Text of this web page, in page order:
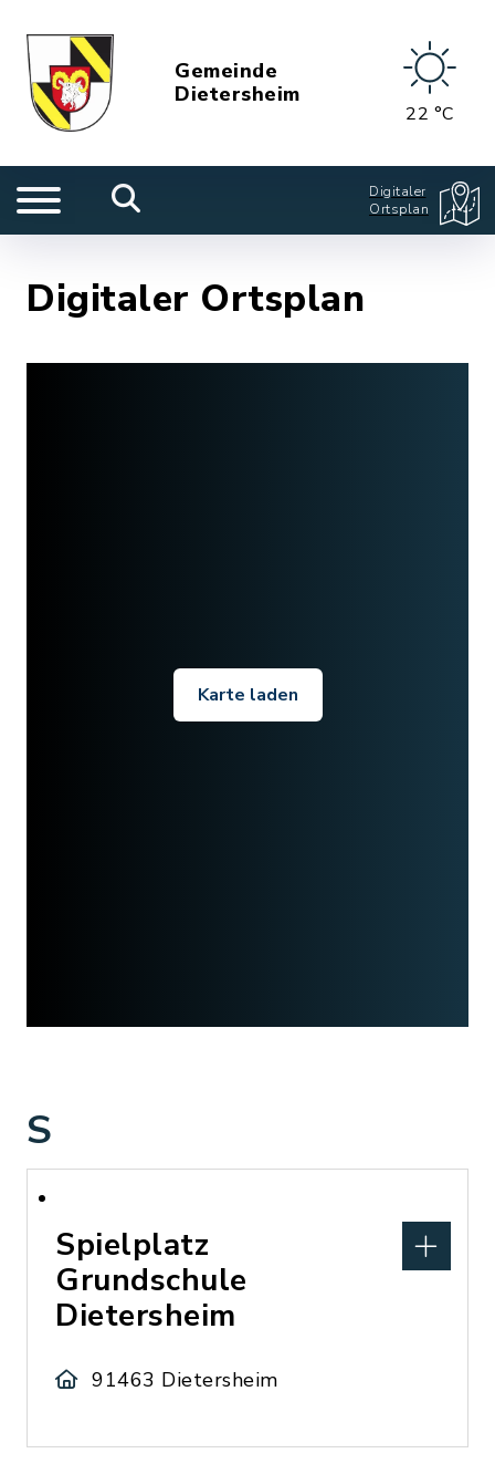
Gemeinde
Dietersheim
22 °C
Digitaler
Ortsplan
Digitaler Ortsplan
Karte laden
S
Spielplatz
Grundschule
Dietersheim
91463 Dietersheim